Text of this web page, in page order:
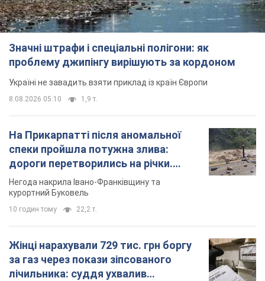
Значні штрафи і спеціальні полігони: як
проблему джипінгу вирішують за кордоном
Україні не завадить взяти приклад із країн Європи
8.08.2026 05:10 1,9 т.
На Прикарпатті після аномальної
спеки пройшла потужна злива:
дороги перетворились на річки.
Відео
Негода накрила Івано-Франківщину та
курортний Буковель
10 годин тому 22,2 т.
Жінці нарахували 729 тис. грн боргу
за газ через покази зіпсованого
лічильника: суддя ухвалив